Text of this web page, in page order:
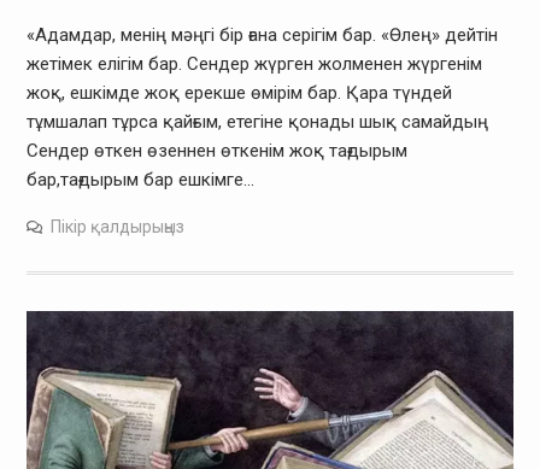
«Адамдар, менің мәңгі бір ғана серігім бар. «Өлең» дейтін
жетімек елігім бар. Сендер жүрген жолменен жүргенім
жоқ, ешкімде жоқ ерекше өмірім бар. Қара түндей
тұмшалап тұрса қайғым, етегіне қонады шық самайдың
Сендер өткен өзеннен өткенім жоқ тағдырым
бар,тағдырым бар ешкімге…
Пікір қалдырыңыз